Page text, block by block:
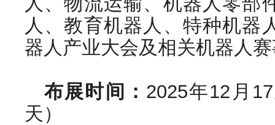
人、教育机器人、特种机器
器人产业大会及相关机器人
布展时间： 2025年12月
天）